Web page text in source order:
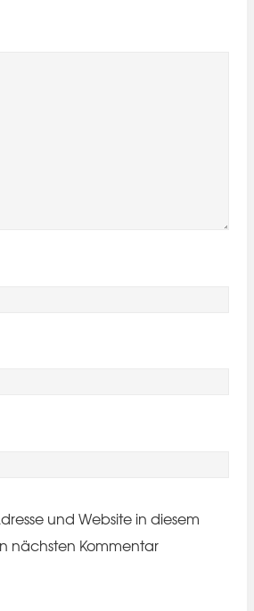
und Website in diesem
nächsten Kommentar